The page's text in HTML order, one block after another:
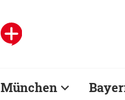
München